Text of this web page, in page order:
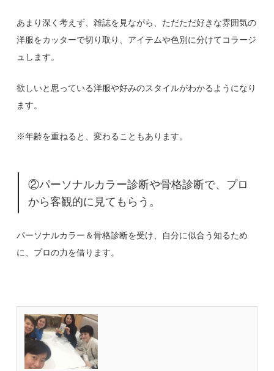
あまり深く考えず、雑誌を見ながら、ただただ好きな雰囲気の
洋服をカッターで切り取り、アイテムや色別に分けてコラージ
ュします。
欲しいと思っている洋服や好みのスタイルがわかるようになり
ます。
※年齢を重ねると、変わることもあります。
②パーソナルカラー診断や骨格診断で、プロ
から客観的に見てもらう。
パーソナルカラー＆骨格診断を受け、自分に似合う知るため
に、プロの力を借ります。